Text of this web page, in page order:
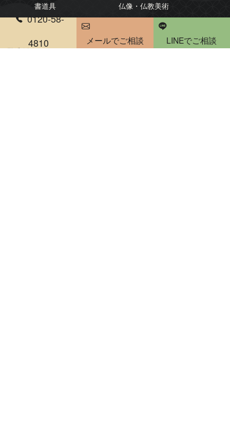
0120-58-
4810
電話受付時間 10：00～20：00
メールでご相談 LINEでご相談
書道具
仏像・仏教美術
人形・ドール
古銭・勲章
刀剣・甲冑